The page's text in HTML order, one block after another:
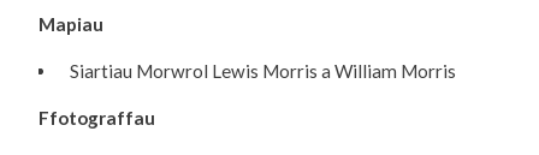
Mapiau
Siartiau Morwrol Lewis Morris a William Morris
Ffotograffau